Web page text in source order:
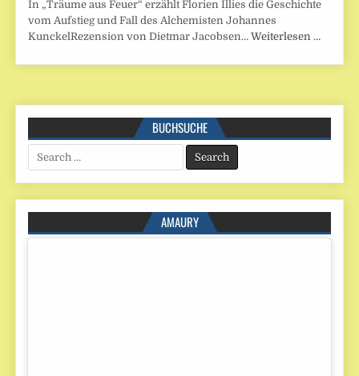
In „Träume aus Feuer“ erzählt Florien Illies die Geschichte
vom Aufstieg und Fall des Alchemisten Johannes
KunckelRezension von Dietmar Jacobsen…Weiterlesen …
BUCHSUCHE
Search
for:
AMAURY